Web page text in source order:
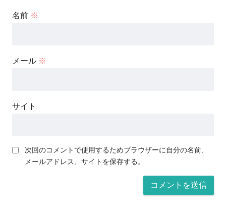
名前 ※
メール ※
サイト
次回のコメントで使用するためブラウザーに自分の名前、
メールアドレス、サイトを保存する。